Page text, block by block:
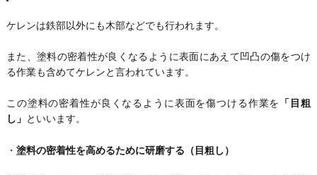
ケレンは鉄部以外にも木部などでも行われます。
また、塗料の密着性が良くなるように表面にあえて凹凸の傷をつけ
る作業も含めてケレンと言われています。
この塗料の密着性が良くなるように表面を傷つける作業を
「目粗
し」 といいます。
・ 塗料の密着性を高めるために研磨する（目粗し）